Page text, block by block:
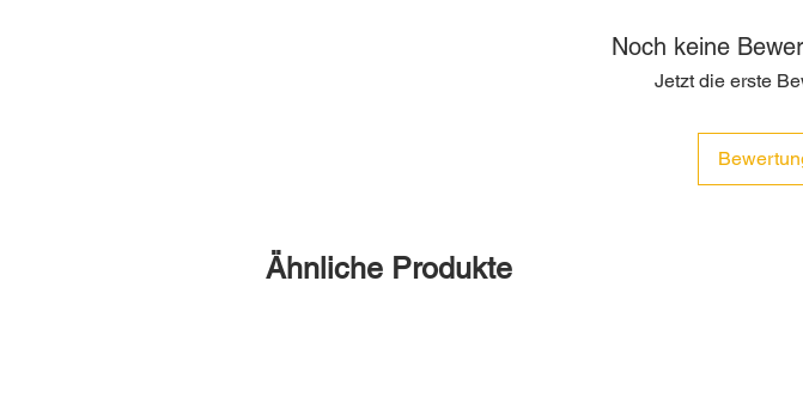
Noch keine
Jetzt die erste
Ähnliche Produkte